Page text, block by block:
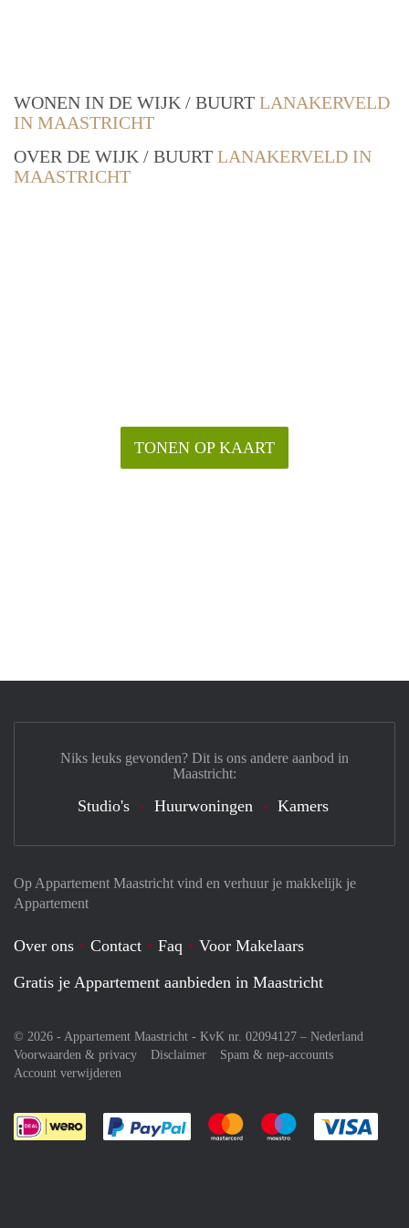
WONEN IN DE WIJK / BUURT LANAKERVELD
IN MAASTRICHT
OVER DE WIJK / BUURT LANAKERVELD IN
MAASTRICHT
TONEN OP KAART
Op Appartement Maastricht vind en verhuur je makkelijk je
Appartement
Over ons Contact Faq
Voor Makelaars
Gratis je Appartement aanbieden in Maastricht
© 2026 - Appartement Maastricht - KvK nr. 02094127 – Nederland
Voorwaarden & privacy
Disclaimer
Spam & nep-accounts
Account verwijderen
Je rekent gemakkelijk af met Paypal
Je rekent gemakkelijk af met
Je rekent
Niks leuks gevonden? Dit is ons andere aanbod in
Maastricht:
Studio's Huurwoningen Kamers